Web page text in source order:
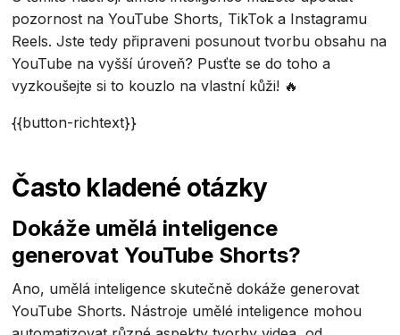
pozornost na YouTube Shorts, TikTok a Instagramu
Reels. Jste tedy připraveni posunout tvorbu obsahu na
YouTube na vyšší úroveň? Pusťte se do toho a
vyzkoušejte si to kouzlo na vlastní kůži! 🔥
{{button-richtext}}
Často kladené otázky
Dokáže umělá inteligence
generovat YouTube Shorts?
Ano, umělá inteligence skutečně dokáže generovat
YouTube Shorts. Nástroje umělé inteligence mohou